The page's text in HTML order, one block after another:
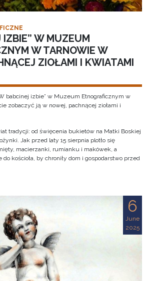
IZBIE” W MUZEUM
W TARNOWIE W
ZIOŁAMI I KWIATAMI
babcinej izbie” w Muzeum Etnograficznym w
zobaczyć ją w nowej, pachnącej ziołami i
tradycji: od święcenia bukietów na Matki Boskiej
Jak przed laty 15 sierpnia plotło się
macierzanki, rumianku i makówek, a
do kościoła, by chroniły dom i gospodarstwo przed
6
June
2025